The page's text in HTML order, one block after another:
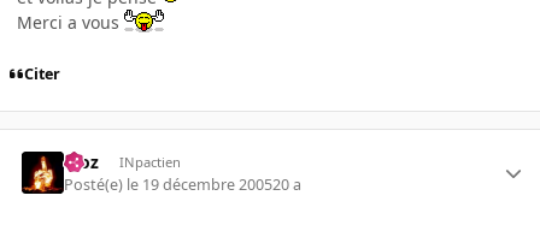
Merci a vous
Citer
Moz INpactien
Posté(e) le 19 décembre 200520 a